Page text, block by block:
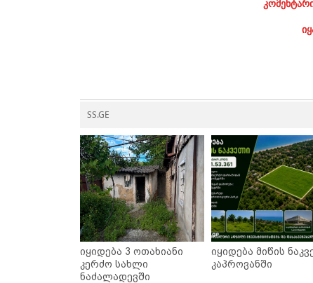
SS.GE
იყიდება 3 ოთახიანი
კერძო სახლი
ნაძალადევში
იყიდება მიწის
კაპროვანში